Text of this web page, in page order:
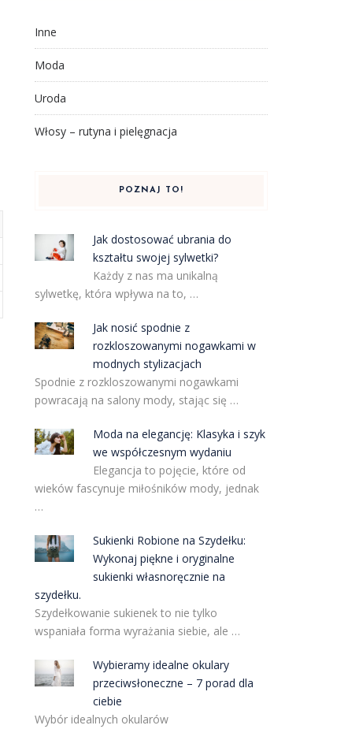
Inne
Moda
Uroda
Włosy – rutyna i pielęgnacja
POZNAJ TO!
Jak dostosować ubrania do
kształtu swojej sylwetki?
Każdy z nas ma unikalną
sylwetkę, która wpływa na to, …
Jak nosić spodnie z
rozkloszowanymi nogawkami w
modnych stylizacjach
Spodnie z rozkloszowanymi nogawkami
powracają na salony mody, stając się …
Moda na elegancję: Klasyka i szyk
we współczesnym wydaniu
Elegancja to pojęcie, które od
wieków fascynuje miłośników mody, jednak
…
Sukienki Robione na Szydełku:
Wykonaj piękne i oryginalne
sukienki własnoręcznie na
szydełku.
Szydełkowanie sukienek to nie tylko
wspaniała forma wyrażania siebie, ale …
Wybieramy idealne okulary
przeciwsłoneczne – 7 porad dla
ciebie
Wybór idealnych okularów